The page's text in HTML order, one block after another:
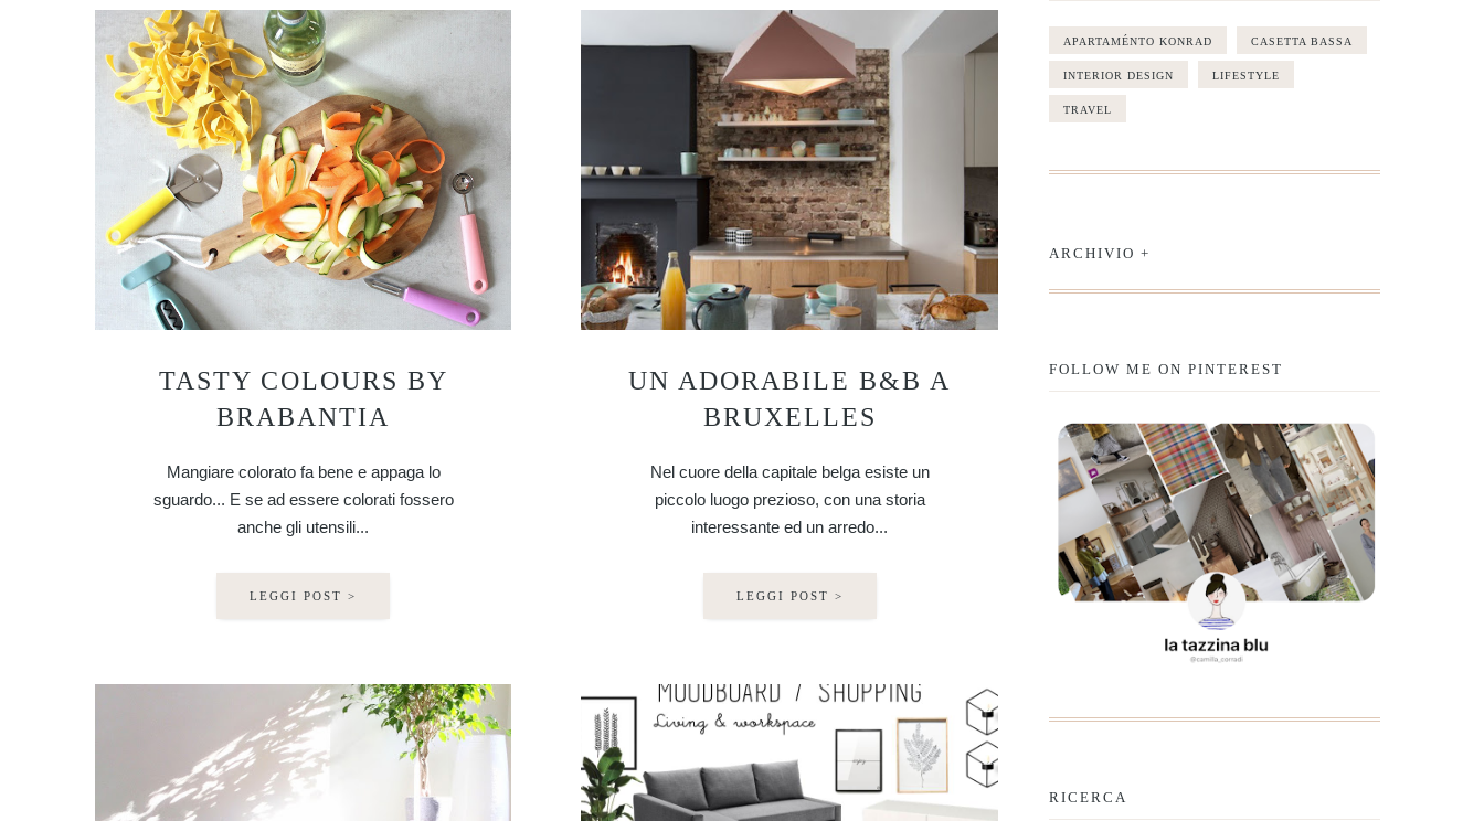
TASTY COLOURS BY
BRABANTIA
Mangiare colorato fa bene e appaga lo
sguardo... E se ad essere colorati fossero
anche gli utensili...
LEGGI POST >
UN ADORABILE B&B A
BRUXELLES
Nel cuore della capitale belga esiste un
piccolo luogo prezioso, con una storia
interessante ed un arredo...
LEGGI POST >
APARTAMÉNTO KONRAD CASETTA BASSA
INTERIOR DESIGN LIFESTYLE
TRAVEL
ARCHIVIO +
FOLLOW ME ON PINTEREST
RICERCA